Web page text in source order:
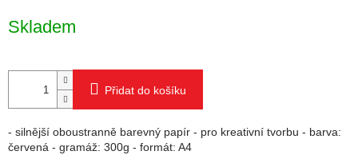
Skladem
Přidat do košíku
- silnější oboustranně barevný papír - pro kreativní tvorbu - barva:
červená - gramáž: 300g - formát: A4